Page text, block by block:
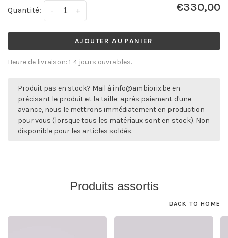
Quantité: +
- €330,00
AJOUTER AU PANIER
Heure de livraison: 1-4 jours ouvrables.
Produit pas en stock? Mail à info@ambiorix.be en
précisant le produit et la taille: après paiement d'une
avance, nous le mettrons immédiatement en production
pour vous (lorsque tous les matériaux sont en stock). Non
disponible pour les articles soldés.
Produits assortis
BACK TO HOME